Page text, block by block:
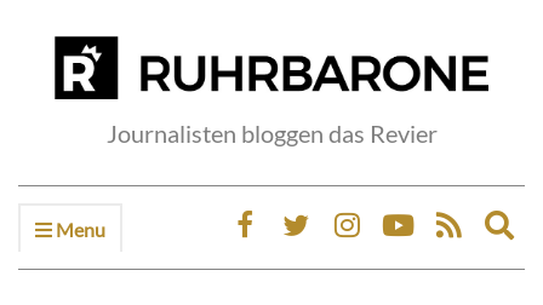
Journalisten bloggen das Revier
Menu